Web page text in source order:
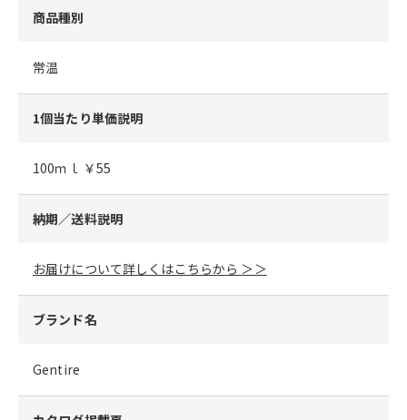
商品種別
常温
1個当たり単価説明
100ｍｌ ￥55
納期／送料説明
お届けについて詳しくはこちらから ＞＞
ブランド名
Gentire